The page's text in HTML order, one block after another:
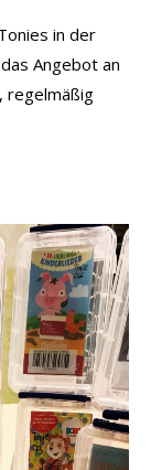
in der
Angebot an
regelmäßig